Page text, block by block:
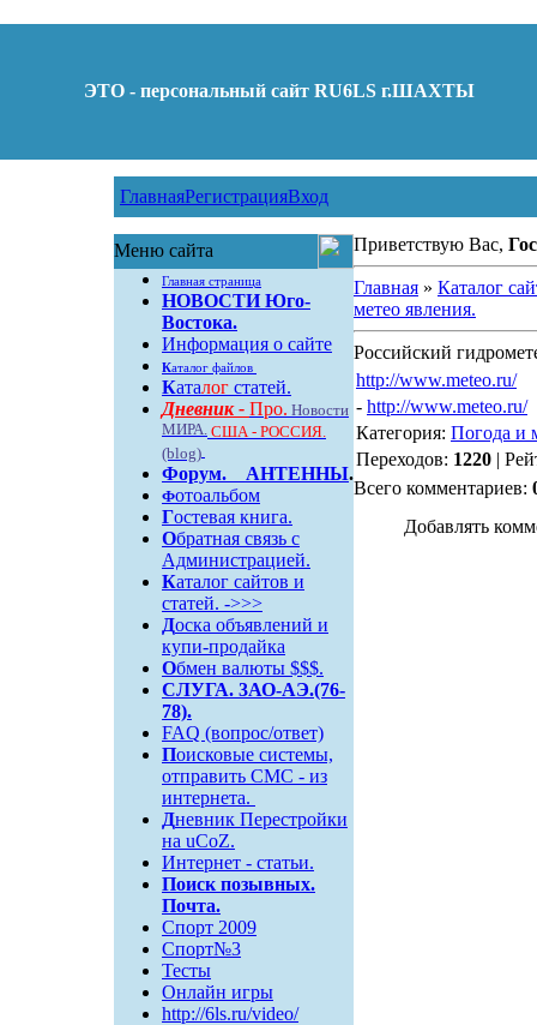
ЭТО - персональный сайт RU6LS г.ШАХТЫ
ГлавнаяРегистрацияВход
Меню сайта
Главная страница
НОВОСТИ Юго-
Востока.
Информация о сайте
Каталог файлов
Каталогстатей.
Дневник - Про. Новости
МИРА.США - РОССИЯ.
(blog)
Форум. АНТЕННЫ.
Фотоальбом
Гостевая книга.
Обратная связь c
Администрацией.
Каталог сайтов и
статей. ->>>
Доска объявлений и
купи-продайка
Обмен валюты $$$.
СЛУГА. 3АО-АЭ.(76-
78).
FAQ (вопрос/ответ)
Поисковые системы,
отправить СМС - из
интернета.
Дневник Перестройки
на uCoZ.
Интернет - статьи.
Поиск позывных.
Почта.
Спорт 2009
Спорт№3
Тесты
Онлайн игры
http://6ls.ru/video/
Приветствую Вас,
Главная» Каталог
метео явления.
Российский
http://www.meteo.ru/
- http://www.meteo.ru/
Категория: Погода и
Переходов: 1220|
Всего комментариев:
Добавлять